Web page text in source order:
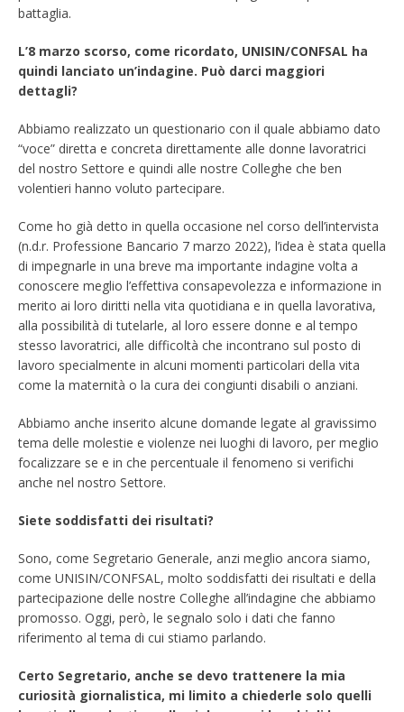
battaglia.
L’8 marzo scorso, come ricordato, UNISIN/CONFSAL ha
quindi lanciato un’indagine. Può darci maggiori
dettagli?
Abbiamo realizzato un questionario con il quale abbiamo dato
“voce” diretta e concreta direttamente alle donne lavoratrici
del nostro Settore e quindi alle nostre Colleghe che ben
volentieri hanno voluto partecipare.
Come ho già detto in quella occasione nel corso dell’intervista
(n.d.r. Professione Bancario 7 marzo 2022), l’idea è stata quella
di impegnarle in una breve ma importante indagine volta a
conoscere meglio l’effettiva consapevolezza e informazione in
merito ai loro diritti nella vita quotidiana e in quella lavorativa,
alla possibilità di tutelarle, al loro essere donne e al tempo
stesso lavoratrici, alle difficoltà che incontrano sul posto di
lavoro specialmente in alcuni momenti particolari della vita
come la maternità o la cura dei congiunti disabili o anziani.
Abbiamo anche inserito alcune domande legate al gravissimo
tema delle molestie e violenze nei luoghi di lavoro, per meglio
focalizzare se e in che percentuale il fenomeno si verifichi
anche nel nostro Settore.
Siete soddisfatti dei risultati?
Sono, come Segretario Generale, anzi meglio ancora siamo,
come UNISIN/CONFSAL, molto soddisfatti dei risultati e della
partecipazione delle nostre Colleghe all’indagine che abbiamo
promosso. Oggi, però, le segnalo solo i dati che fanno
riferimento al tema di cui stiamo parlando.
Certo Segretario, anche se devo trattenere la mia
curiosità giornalistica, mi limito a chiederle solo quelli